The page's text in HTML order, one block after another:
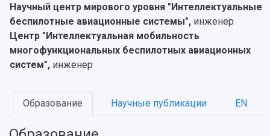
НАЗАД
История
Главные новости
Почему я выбираю Самарский университет?
Основные научные направления
Научный центр мирового уровня "Интеллектуальные
беспилотные авиационные системы", инженер
Центр "Интеллектуальная мобильность
многофункциональных беспилотных авиационных
систем", инженер
Образование Научные публикации EN